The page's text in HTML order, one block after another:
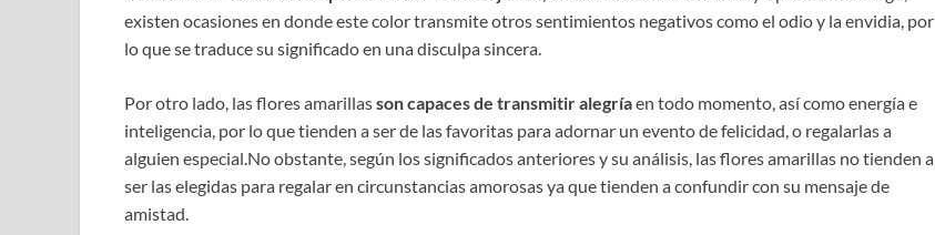
existen ocasiones en donde este color transmite otros sentimientos negativos como el odio y la envidia, por
lo que se traduce su significado en una disculpa sincera.
Por otro lado, las flores amarillasson capaces de transmitir alegríaen todo momento, así como energía e
inteligencia, por lo que tienden a ser de las favoritas para adornar un evento de felicidad, o regalarlas a
alguien especial.No obstante, según los significados anteriores y su análisis, las flores amarillas no tienden a
ser las elegidas para regalar en circunstancias amorosas ya que tienden a confundir con su mensaje de
amistad.